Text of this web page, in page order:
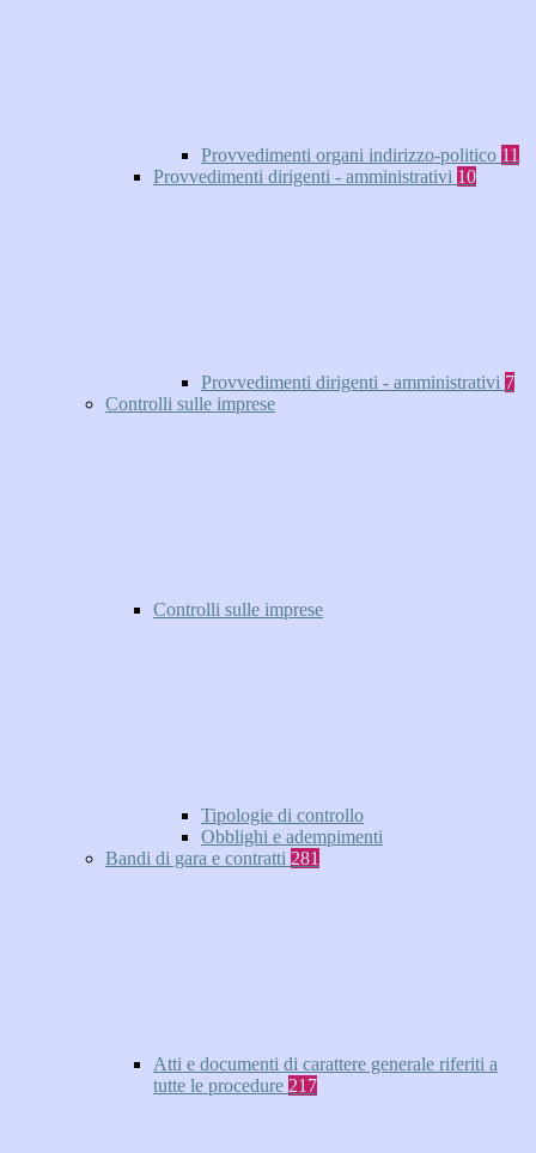
Provvedimenti organi indirizzo-politico 11
Provvedimenti dirigenti - amministrativi 10
Provvedimenti dirigenti - amministrativi 7
Controlli sulle imprese
Controlli sulle imprese
Tipologie di controllo
Obblighi e adempimenti
Bandi di gara e contratti 281
Atti e documenti di carattere generale riferiti a
tutte le procedure 217